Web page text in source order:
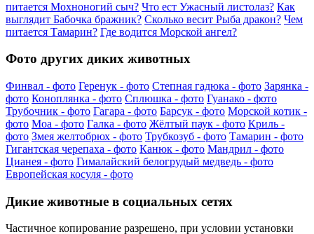
питается Мохноногий сыч? Что ест Ужасный листолаз? Как
выглядит Бабочка бражник? Сколько весит Рыба дракон? Чем
питается Тамарин? Где водится Морской ангел?
Фото других диких животных
Финвал - фото Геренук - фото Степная гадюка - фото Зарянка -
фото Коноплянка - фото Сплюшка - фото Гуанако - фото
Трубочник - фото Гагара - фото Барсук - фото Морской котик -
фото Моа - фото Галка - фото Жёлтый паук - фото Криль -
фото Змея желтобрюх - фото Трубкозуб - фото Тамарин - фото
Гигантская черепаха - фото Канюк - фото Мандрил - фото
Цианея - фото Гималайский белогрудый медведь - фото
Европейская косуля - фото
Дикие животные в социальных сетях
Частичное копирование разрешено, при условии установки